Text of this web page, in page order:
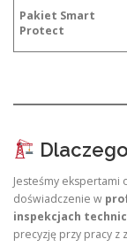
Pakiet Smart
Protect
Jesteśmy ekspertami
doświadczenie w
inspekcjach
precyzję przy pracy z